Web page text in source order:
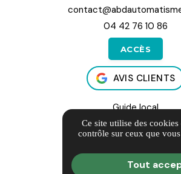
04 42 76 10 86
ACCÈS
AVIS CLIENTS
Guide local
Informations
Mentions légales
Politique de
Ce site utilise des
contrôle sur ceux que
Tout